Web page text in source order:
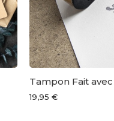
Tampon Fait
19,95 €